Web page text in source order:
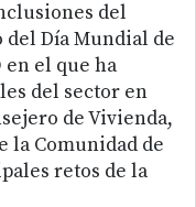
del
del Día Mundial de
en el que ha
del sector en
de Vivienda,
la Comunidad de
retos de la